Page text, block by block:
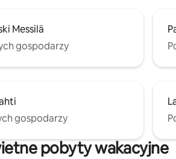
Messilä
gospodarzy
gospodarzy
pobyty wakacyjne